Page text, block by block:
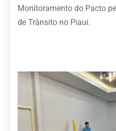
Monitoramento do Pacto
de Trânsito no Piauí.